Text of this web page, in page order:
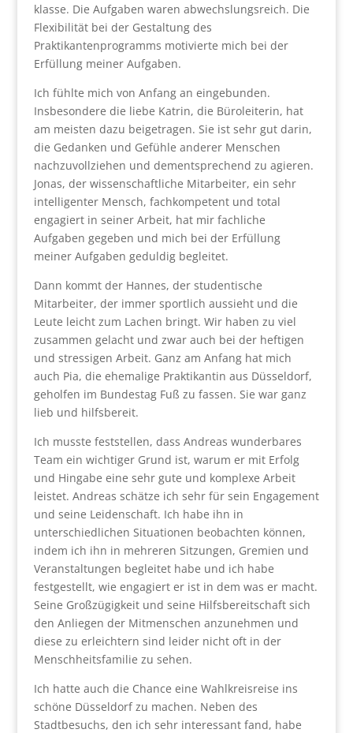
klasse. Die Aufgaben waren abwechslungsreich. Die
Flexibilität bei der Gestaltung des
Praktikantenprogramms motivierte mich bei der
Erfüllung meiner Aufgaben.
Ich fühlte mich von Anfang an eingebunden.
Insbesondere die liebe Katrin, die Büroleiterin, hat
am meisten dazu beigetragen. Sie ist sehr gut darin,
die Gedanken und Gefühle anderer Menschen
nachzuvollziehen und dementsprechend zu agieren.
Jonas, der wissenschaftliche Mitarbeiter, ein sehr
intelligenter Mensch, fachkompetent und total
engagiert in seiner Arbeit, hat mir fachliche
Aufgaben gegeben und mich bei der Erfüllung
meiner Aufgaben geduldig begleitet.
Dann kommt der Hannes, der studentische
Mitarbeiter, der immer sportlich aussieht und die
Leute leicht zum Lachen bringt. Wir haben zu viel
zusammen gelacht und zwar auch bei der heftigen
und stressigen Arbeit. Ganz am Anfang hat mich
auch Pia, die ehemalige Praktikantin aus Düsseldorf,
geholfen im Bundestag Fuß zu fassen. Sie war ganz
lieb und hilfsbereit.
Ich musste feststellen, dass Andreas wunderbares
Team ein wichtiger Grund ist, warum er mit Erfolg
und Hingabe eine sehr gute und komplexe Arbeit
leistet. Andreas schätze ich sehr für sein Engagement
und seine Leidenschaft. Ich habe ihn in
unterschiedlichen Situationen beobachten können,
indem ich ihn in mehreren Sitzungen, Gremien und
Veranstaltungen begleitet habe und ich habe
festgestellt, wie engagiert er ist in dem was er macht.
Seine Großzügigkeit und seine Hilfsbereitschaft sich
den Anliegen der Mitmenschen anzunehmen und
diese zu erleichtern sind leider nicht oft in der
Menschheitsfamilie zu sehen.
Ich hatte auch die Chance eine Wahlkreisreise ins
schöne Düsseldorf zu machen. Neben des
Stadtbesuchs, den ich sehr interessant fand, habe